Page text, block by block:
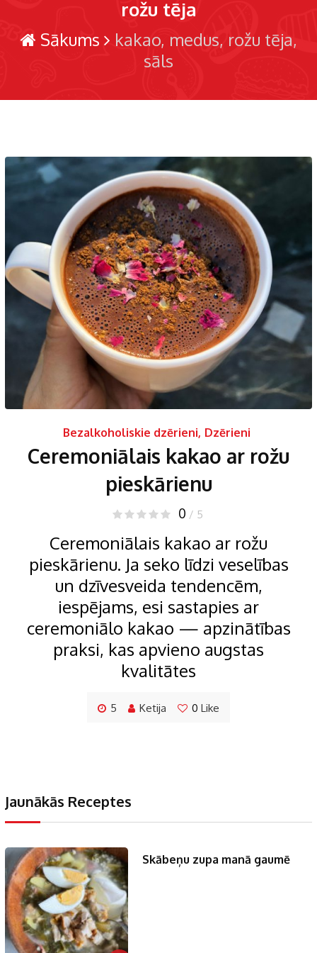
rožu tēja
Sākums kakao medus rožu tēja
sāls
Bezalkoholiskie dzērieni, Dzērieni
Ceremoniālais kakao ar rožu
pieskārienu
0 / 5
Ceremoniālais kakao ar rožu
pieskārienu. Ja seko līdzi veselības
un dzīvesveida tendencēm,
iespējams, esi sastapies ar
ceremoniālo kakao — apzinātības
praksi, kas apvieno augstas
kvalitātes
5 Ketija 0 Like
Jaunākās Receptes
Skābeņu zupa manā gaumē